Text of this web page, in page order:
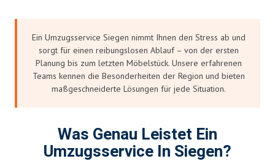
Ein Umzugsservice Siegen nimmt Ihnen den Stress ab und
sorgt für einen reibungslosen Ablauf – von der ersten
Planung bis zum letzten Möbelstück. Unsere erfahrenen
Teams kennen die Besonderheiten der Region und bieten
maßgeschneiderte Lösungen für jede Situation.
Was Genau Leistet Ein
Umzugsservice In Siegen?